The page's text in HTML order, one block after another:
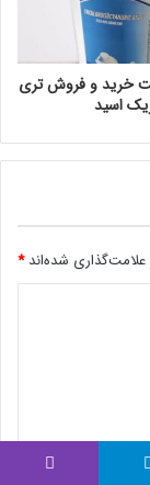
خرید و فروش تری
اسید
شده‌اند*